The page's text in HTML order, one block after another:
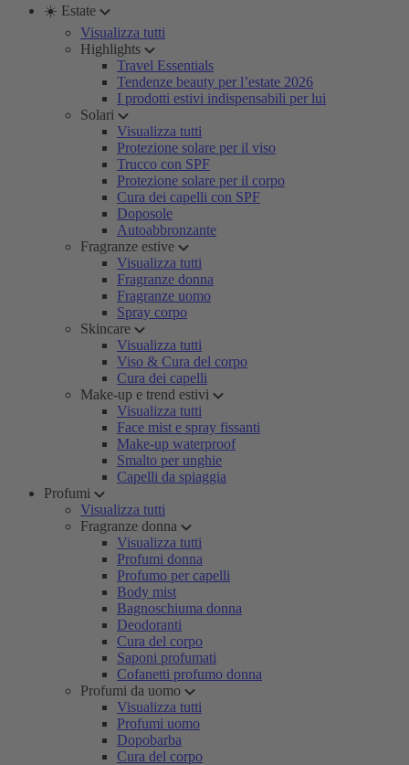
☀️ Estate
Visualizza tutti
Highlights
Travel Essentials
Tendenze beauty per l’estate 2026
I prodotti estivi indispensabili per lui
Solari
Visualizza tutti
Protezione solare per il viso
Trucco con SPF
Protezione solare per il corpo
Cura dei capelli con SPF
Doposole
Autoabbronzante
Fragranze estive
Visualizza tutti
Fragranze donna
Fragranze uomo
Spray corpo
Skincare
Visualizza tutti
Viso & Cura del corpo
Cura dei capelli
Make-up e trend estivi
Visualizza tutti
Face mist e spray fissanti
Make-up waterproof
Smalto per unghie
Capelli da spiaggia
Profumi
Visualizza tutti
Fragranze donna
Visualizza tutti
Profumi donna
Profumo per capelli
Body mist
Bagnoschiuma donna
Deodoranti
Cura del corpo
Saponi profumati
Cofanetti profumo donna
Profumi da uomo
Visualizza tutti
Profumi uomo
Dopobarba
Cura del corpo